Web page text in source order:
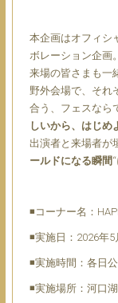
本企画はオフィシ
ボレーション企画
来場の皆さまも一
野外会場で、それ
合う、フェスなら
しいから、はじめ
出演者と来場者が
ールドになる瞬間
◾コーナー名：
◾実施日：2026年
◾実施時間：各日
◾実施場所：河口